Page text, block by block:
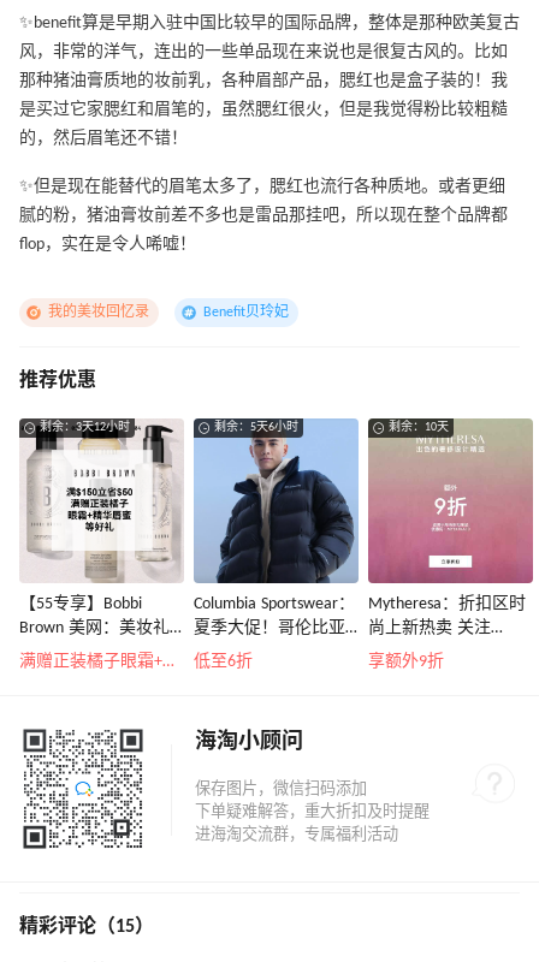
✨benefit算是早期入驻中国比较早的国际品牌，整体是那种欧美复古
风，非常的洋气，连出的一些单品现在来说也是很复古风的。比如
那种猪油膏质地的妆前乳，各种眉部产品，腮红也是盒子装的！我
是买过它家腮红和眉笔的，虽然腮红很火，但是我觉得粉比较粗糙
的，然后眉笔还不错！
✨但是现在能替代的眉笔太多了，腮红也流行各种质地。或者更细
腻的粉，猪油膏妆前差不多也是雷品那挂吧，所以现在整个品牌都
flop，实在是令人唏嘘！
我的美妆回忆录 Benefit贝玲妃
推荐优惠
剩余：3天12小时
【55专享】Bobbi
Brown 美网：美妆礼
遇！满$150立省$50
满赠正装橘子眼霜+精华唇蜜等好礼
剩余：5天6小时
Columbia Sportswear：
夏季大促！哥伦比亚
运动热卖
低至6折
剩余：10天
Mytheresa：折扣区时
尚上新热卖 关注
TOTEME、
享额外9折
海淘小顾问
精彩评论（15）